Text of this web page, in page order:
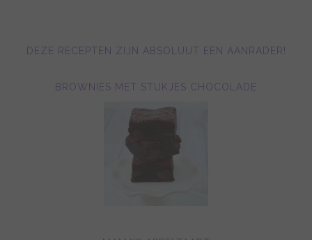
DEZE RECEPTEN ZIJN ABSOLUUT EEN AANRADER!
BROWNIES MET STUKJES CHOCOLADE